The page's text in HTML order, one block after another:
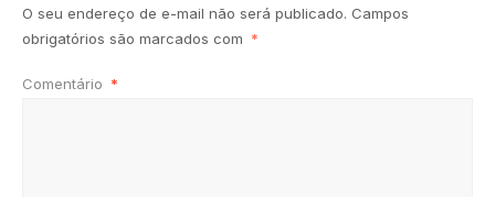
O seu endereço de e-mail não será publicado. Campos
obrigatórios são marcados com *
Comentário *